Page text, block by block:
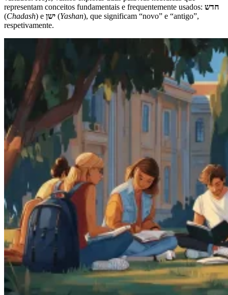
representam conceitos fundamentais e frequentemente usados: חדש
(Chadash) e ישן (Yashan), que significam “novo” e “antigo”,
respetivamente.